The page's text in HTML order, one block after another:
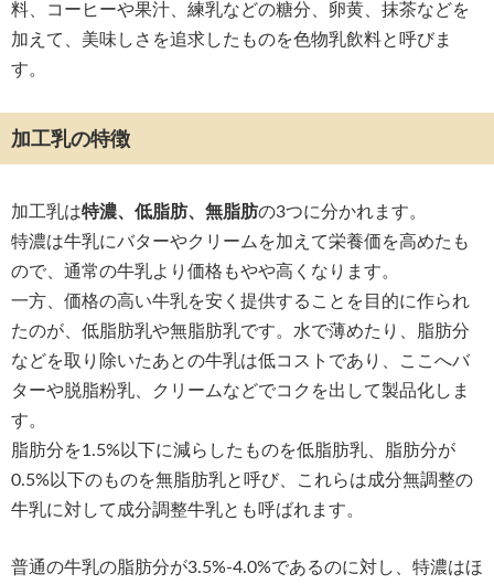
料、コーヒーや果汁、練乳などの糖分、卵黄、抹茶などを
加えて、美味しさを追求したものを色物乳飲料と呼びま
す。
加工乳の特徴
加工乳は特濃、低脂肪、無脂肪の3つに分かれます。
特濃は牛乳にバターやクリームを加えて栄養価を高めたも
ので、通常の牛乳より価格もやや高くなります。
一方、価格の高い牛乳を安く提供することを目的に作られ
たのが、低脂肪乳や無脂肪乳です。水で薄めたり、脂肪分
などを取り除いたあとの牛乳は低コストであり、ここへバ
ターや脱脂粉乳、クリームなどでコクを出して製品化しま
す。
脂肪分を1.5%以下に減らしたものを低脂肪乳、脂肪分が
0.5%以下のものを無脂肪乳と呼び、これらは成分無調整の
牛乳に対して成分調整牛乳とも呼ばれます。
普通の牛乳の脂肪分が3.5%-4.0%であるのに対し、特濃はほ